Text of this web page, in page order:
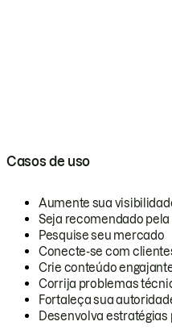
Casos de uso
Aumente sua
Seja recomendado pela
Pesquise seu mercado
Conecte-se com
Crie conteúdo
Corrija problemas
Fortaleça sua
Desenvolva estratégias